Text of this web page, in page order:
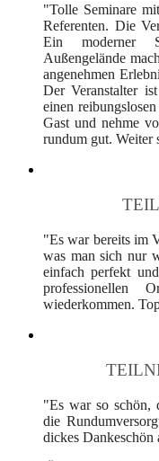
"Tolle Seminare
Referenten. Die
Ein moderner
Außengelände
angenehmen
Der Veranstalter
einen
Gast und nehme
rundum gut. Weiter
"Es war bereits im
was man sich nur
einfach perfekt
professionellen
wiederkommen.
"Es war so schön,
die
dickes Dankeschön